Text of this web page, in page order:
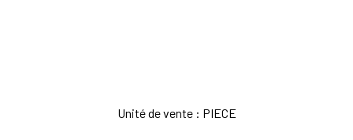
Unité de vente : PIECE